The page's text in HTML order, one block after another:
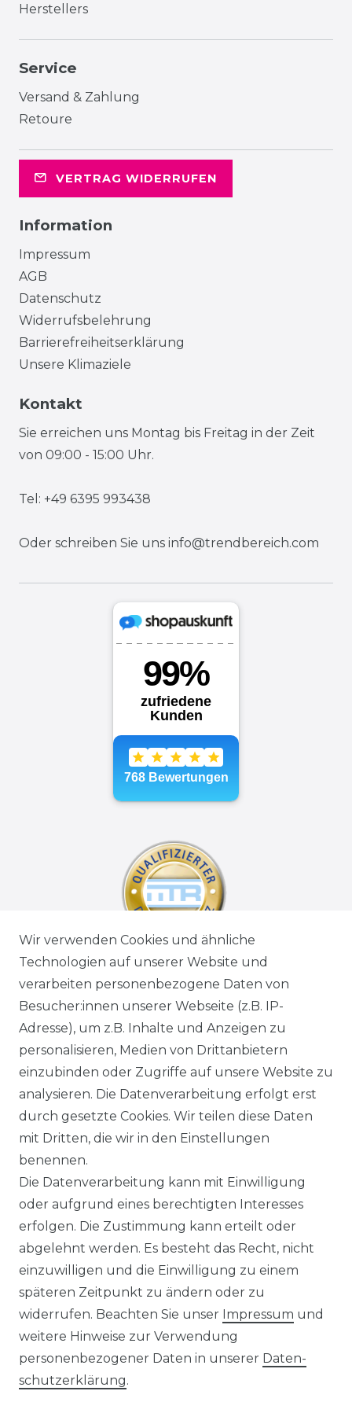
Herstellers
Service
Versand & Zahlung
Retoure
VERTRAG WIDERRUFEN
Information
Impressum
AGB
Datenschutz
Widerrufsbelehrung
Barrierefreiheitserklärung
Unsere Klimaziele
Kontakt
Sie erreichen uns Montag bis Freitag in der Zeit
von 09:00 - 15:00 Uhr.
Tel: +49 6395 993438
Oder schreiben Sie uns info@trendbereich.com
Wir verwenden Cookies und ähnliche
Technologien auf unserer Website und
verarbeiten personenbezogene Daten von
Besucher:innen unserer Webseite (z.B. IP-
Adresse), um z.B. Inhalte und Anzeigen zu
personalisieren, Medien von Drittanbietern
einzubinden oder Zugriffe auf unsere Website zu
analysieren. Die Datenverarbeitung erfolgt erst
durch gesetzte Cookies. Wir teilen diese Daten
mit Dritten, die wir in den Einstellungen
benennen.
Die Datenverarbeitung kann mit Einwilligung
oder aufgrund eines berechtigten Interesses
erfolgen. Die Zustimmung kann erteilt oder
abgelehnt werden. Es besteht das Recht, nicht
einzuwilligen und die Einwilligung zu einem
späteren Zeitpunkt zu ändern oder zu
widerrufen. Beachten Sie unser Impressum und
weitere Hinweise zur Verwendung
personenbezogener Daten in unserer Daten­
schutz­erklärung.